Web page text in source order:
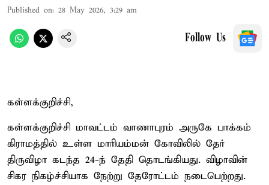
Published on: 28 May 2026, 3:29 am
Follow Us
கள்ளக்குறிச்சி,
கள்ளக்குறிச்சி மாவட்டம் வாணாபுரம் அருகே பாக்கம்
கிராமத்தில் உள்ள மாரியம்மன் கோவிலில் தேர்
திருவிழா கடந்த 24-ந் தேதி தொடங்கியது. விழாவின்
சிகர நிகழ்ச்சியாக நேற்று தேரோட்டம் நடைபெற்றது.